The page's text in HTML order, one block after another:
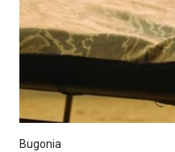
Bugonia